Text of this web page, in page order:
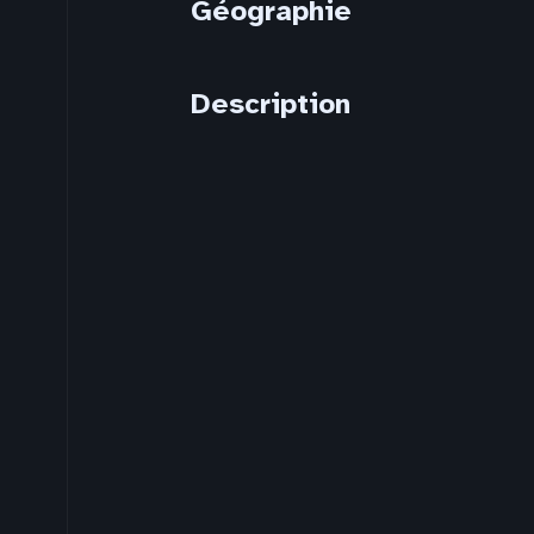
Géographie
Description